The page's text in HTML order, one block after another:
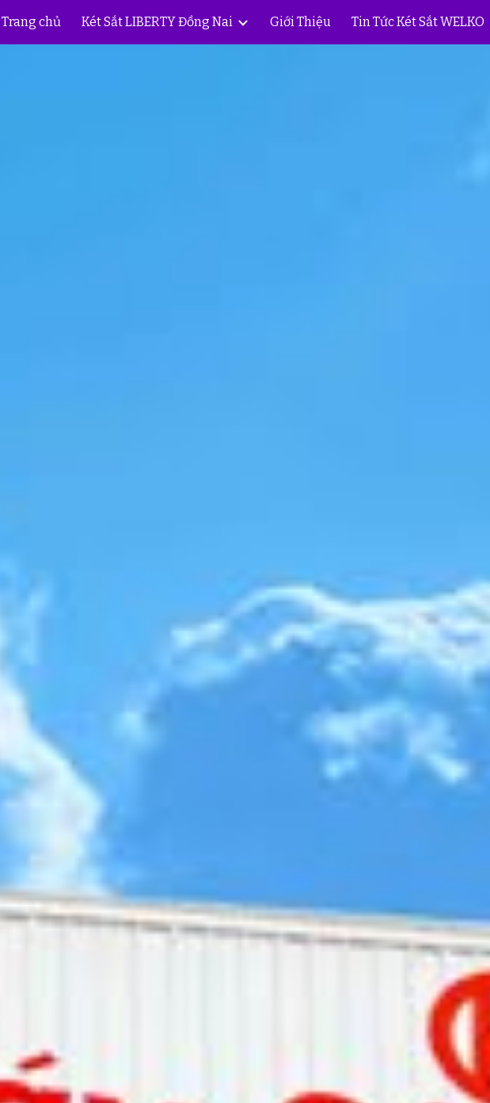
to main content Skip to navigation
Trang chủ Két Sắt LIBERTY Đồng Nai Giới Thiệu Tin Tức Két Sắt WELKO